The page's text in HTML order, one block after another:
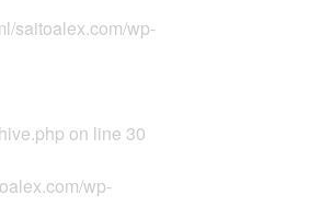
saitoalex.com/wp-
on line 30
wp-